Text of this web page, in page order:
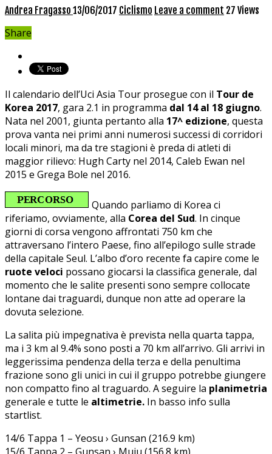
Andrea Fragasso 13/06/2017 Ciclismo Leave a comment 27 Views
Share
Il calendario dell’Uci Asia Tour prosegue con il Tour de
Korea 2017, gara 2.1 in programma dal 14 al 18 giugno.
Nata nel 2001, giunta pertanto alla 17^ edizione, questa
prova vanta nei primi anni numerosi successi di corridori
locali minori, ma da tre stagioni è preda di atleti di
maggior rilievo: Hugh Carty nel 2014, Caleb Ewan nel
2015 e Grega Bole nel 2016.
Quando parliamo di Korea ci
riferiamo, ovviamente, alla Corea del Sud. In cinque
giorni di corsa vengono affrontati 750 km che
attraversano l’intero Paese, fino all’epilogo sulle strade
della capitale Seul. L’albo d’oro recente fa capire come le
ruote veloci possano giocarsi la classifica generale, dal
momento che le salite presenti sono sempre collocate
lontane dai traguardi, dunque non atte ad operare la
dovuta selezione.
La salita più impegnativa è prevista nella quarta tappa,
ma i 3 km al 9.4% sono posti a 70 km all’arrivo. Gli arrivi in
leggerissima pendenza della terza e della penultima
frazione sono gli unici in cui il gruppo potrebbe giungere
non compatto fino al traguardo. A seguire la planimetria
generale e tutte le altimetrie. In basso info sulla
startlist.
14/6 Tappa 1 – Yeosu › Gunsan (216.9 km)